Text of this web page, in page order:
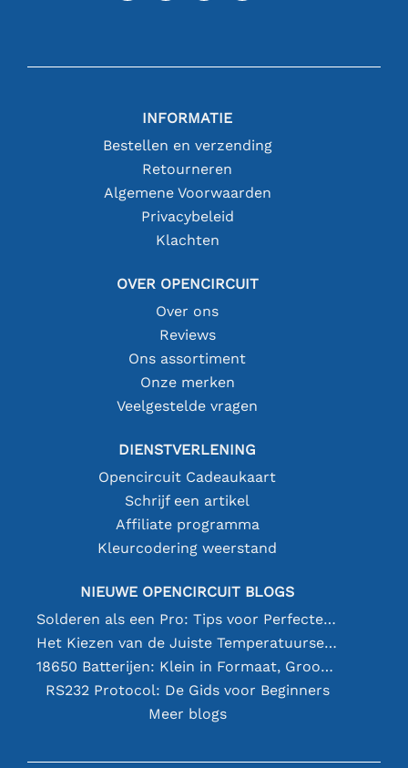
INFORMATIE
Bestellen en verzending
Retourneren
Algemene Voorwaarden
Privacybeleid
Klachten
OVER OPENCIRCUIT
Over ons
Reviews
Ons assortiment
Onze merken
Veelgestelde vragen
DIENSTVERLENING
Opencircuit Cadeaukaart
Schrijf een artikel
Affiliate programma
Kleurcodering weerstand
NIEUWE OPENCIRCUIT BLOGS
Solderen als een Pro: Tips voor Perfecte Elektronische Verbindingen
Het Kiezen van de Juiste Temperatuursensor [youtube]
18650 Batterijen: Klein in Formaat, Groot in Prestatie
RS232 Protocol: De Gids voor Beginners
Meer blogs